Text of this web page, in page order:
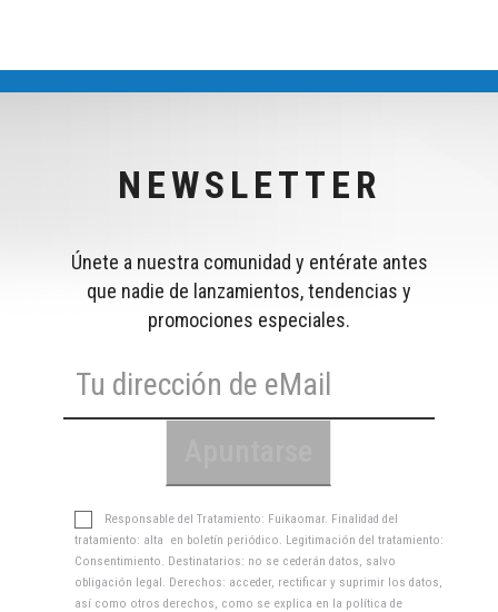
NEWSLETTER
Únete a nuestra comunidad y entérate antes
que nadie de lanzamientos, tendencias y
promociones especiales.
Responsable del Tratamiento: Fuikaomar. Finalidad del
tratamiento: alta en boletín periódico. Legitimación del tratamiento:
Consentimiento. Destinatarios: no se cederán datos, salvo
obligación legal. Derechos: acceder, rectificar y suprimir los datos,
así como otros derechos, como se explica en la política de